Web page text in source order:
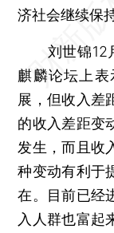
济社会继续保
刘世锦12
麒麟论坛上
展，但收入差
的收入差距变
发生，而且收
种变动有利于
在。目前已经
入人群也富起